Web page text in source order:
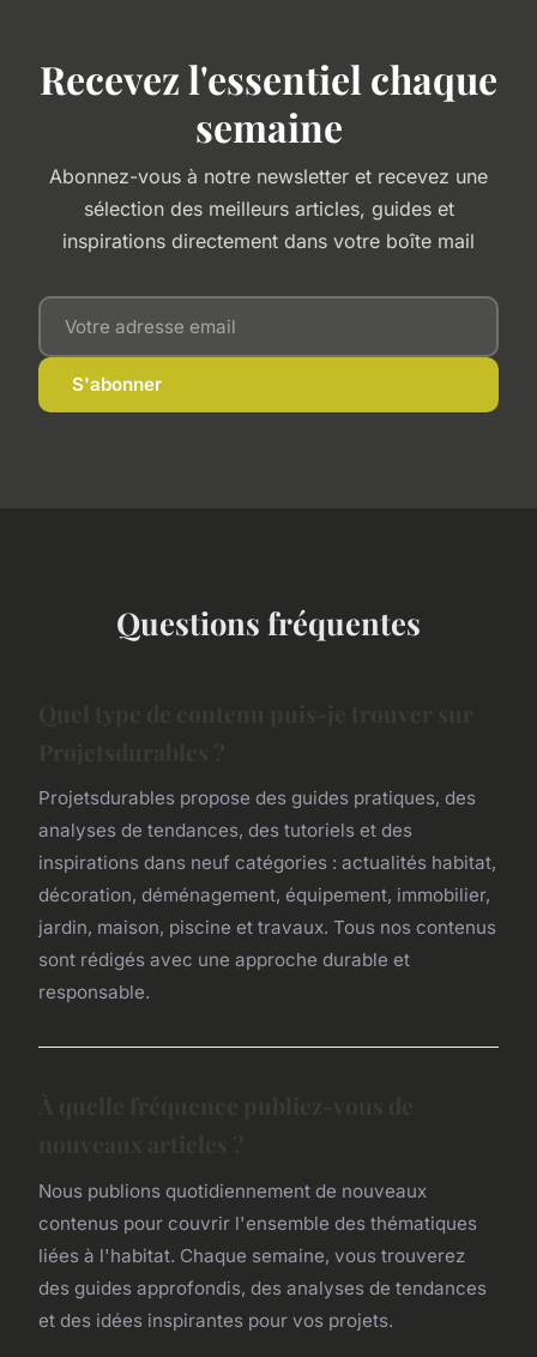
Recevez l'essentiel chaque
semaine
Abonnez-vous à notre newsletter et recevez une
sélection des meilleurs articles, guides et
inspirations directement dans votre boîte mail
S'abonner
Questions fréquentes
Projetsdurables propose des guides pratiques, des
analyses de tendances, des tutoriels et des
inspirations dans neuf catégories : actualités habitat,
décoration, déménagement, équipement, immobilier,
jardin, maison, piscine et travaux. Tous nos contenus
sont rédigés avec une approche durable et
responsable.
Nous publions quotidiennement de nouveaux
contenus pour couvrir l'ensemble des thématiques
liées à l'habitat. Chaque semaine, vous trouverez
des guides approfondis, des analyses de tendances
et des idées inspirantes pour vos projets.